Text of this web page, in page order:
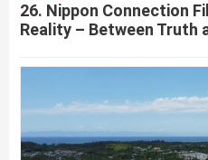
26. Nippon Connection
Reality – Between Truth